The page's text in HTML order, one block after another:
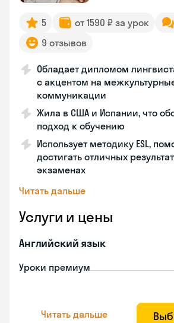
5 от 1590 ₽ за урок
9 отзывов
Обладает дипломом
с акцентом на
коммуникации
Жила в США и Испании, что
подход к обучению
Использует методику ESL,
достигать отличных
экзаменах
Читать дальше
Услуги и цены
Английский язык
Уроки премиум
Читать дальше